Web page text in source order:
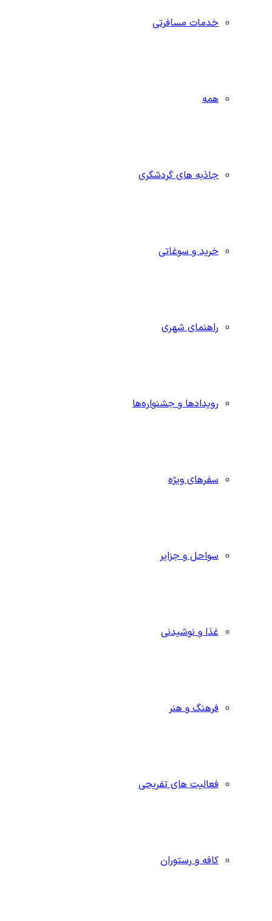
خدمات مسافرتی
همه
جاذبه‌ های گردشگری
خرید و سوغاتی
راهنمای شهری
رویدادها و جشنواره‌ها
سفرهای ویژه
سواحل و جزایر
غذا و نوشیدنی
فرهنگ و هنر
فعالیت های تفریحی
کافه و رستوران